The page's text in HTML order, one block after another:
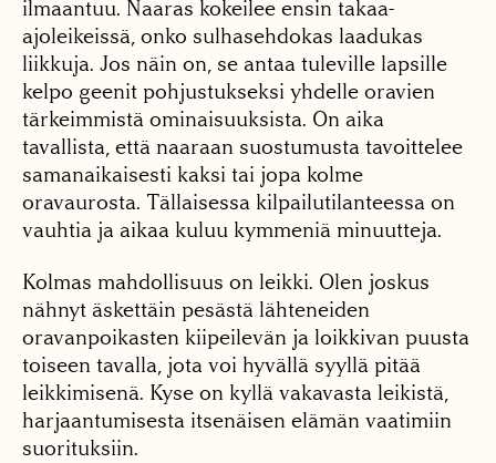
ilmaantuu. Naaras kokeilee ensin takaa-
ajoleikeissä, onko sulhasehdokas laadukas
liikkuja. Jos näin on, se antaa tuleville lapsille
kelpo geenit pohjustukseksi yhdelle oravien
tärkeimmistä ominaisuuksista. On aika
tavallista, että naaraan suostumusta tavoittelee
samanaikaisesti kaksi tai jopa kolme
oravaurosta. Tällaisessa kilpailutilanteessa on
vauhtia ja aikaa kuluu kymmeniä minuutteja.
Kolmas mahdollisuus on leikki. Olen joskus
nähnyt äskettäin pesästä lähteneiden
oravanpoikasten kiipeilevän ja loikkivan puusta
toiseen tavalla, jota voi hyvällä syyllä pitää
leikkimisenä. Kyse on kyllä vakavasta leikistä,
harjaantumisesta itsenäisen elämän vaatimiin
suorituksiin.